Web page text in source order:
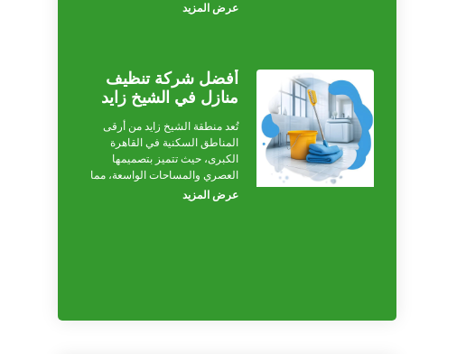
عرض المزيد
أفضل شركة تنظيف
منازل في الشيخ زايد
تُعد منطقة الشيخ زايد من أرقى
المناطق السكنية في القاهرة
الكبرى، حيث تتميز بتصميمها
العصري والمساحات الواسعة، مما
عرض المزيد